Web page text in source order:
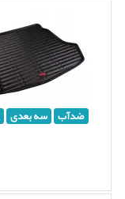
ضدآب سه بعدی